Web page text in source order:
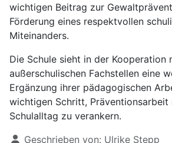
wichtigen Beitrag zur
Förderung eines respektvollen
Miteinanders.
Die Schule sieht in der Kooperation
außerschulischen Fachstellen eine
Ergänzung ihrer pädagogischen
wichtigen Schritt, Präventionsarbeit
Schulalltag zu verankern.
Details
Geschrieben von: Ulrike Stepp